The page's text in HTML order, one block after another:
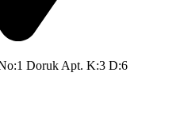
Doruk Apt. K:3 D:6